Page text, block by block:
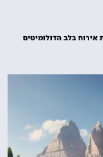
אירוח בלב הדולומיטים